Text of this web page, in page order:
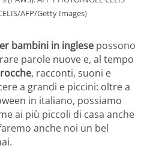
AFP/Getty Images)
bambini in inglese possono
parole nuove e, al tempo
, racconti, suoni e
a grandi e piccini: oltre a
in italiano, possiamo
ai più piccoli di casa anche
anche noi un bel